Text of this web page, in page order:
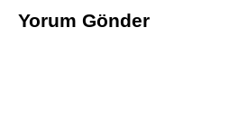
Yorum Gönder